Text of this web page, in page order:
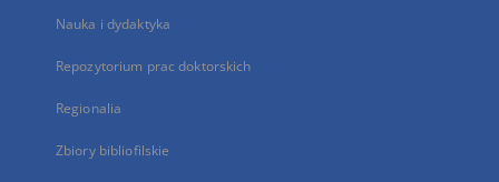
Nauka i dydaktyka
Repozytorium prac doktorskich
Regionalia
Zbiory bibliofilskie